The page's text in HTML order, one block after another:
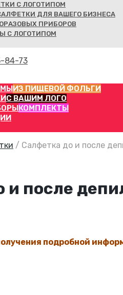
С ЛОГОТИПОМ
ДЛЯ ВАШЕГО БИЗНЕСА
ПРИБОРОВ
С ЛОГОТИПОМ
84-73
ИЗ ПИЩЕВОЙ ФОЛЬГИ
С ВАШИМ ЛОГО
КОМПЛЕКТЫ
/ Салфетка до и после
и после
подробной